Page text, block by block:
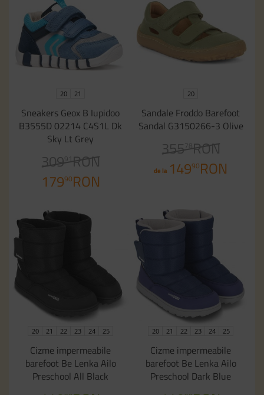
20 21
Sneakers Geox B Iupidoo
B3555D 02214 C4S1L Dk
Sky Lt Grey
309 91RON
17990RON
20
Sandale Froddo Barefoot
Sandal G3150266-3 Olive
355 78
RON
de la 14990RON
20 21 22 23 24 25
Cizme impermeabile
barefoot Be Lenka Ailo
Preschool All Black
20 21 22 23 24 25
Cizme impermeabile
barefoot Be Lenka Ailo
Preschool Dark Blue